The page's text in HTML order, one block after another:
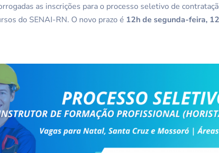
as inscrições para o processo seletivo de
do SENAI-RN. O novo prazo é 12h de segunda-feira,